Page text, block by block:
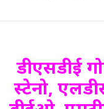
डीएसडीई
स्टेनो,